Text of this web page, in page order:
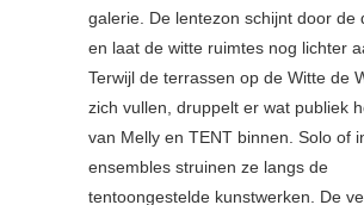
galerie. De lentezon schijnt door de
en laat de witte ruimtes nog lichter
Terwijl de terrassen op de Witte de
zich vullen, druppelt er wat publiek
van Melly en TENT binnen. Solo of
ensembles struinen ze langs de
tentoongestelde kunstwerken. De